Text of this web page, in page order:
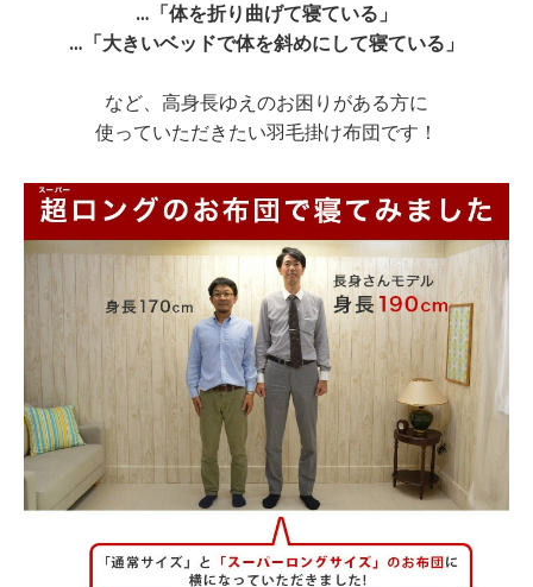
…「体を折り曲げて寝ている」
…「大きいベッドで体を斜めにして寝ている」
など、高身長ゆえのお困りがある方に
使っていただきたい羽毛掛け布団です！